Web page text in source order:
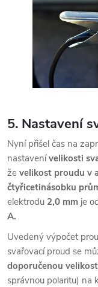
5. Nastavení
Nyní přišel čas na
nastavenívelikosti
že velikost proudu v
čtyřicetinásobku
elektrodu 2,0 mm je
A.
Uvedený výpočet
svařovací proud se
doporučenou velikost
správnou polaritu) na